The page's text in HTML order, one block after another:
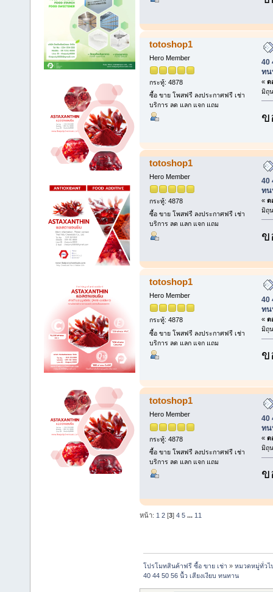
totoshop1
Hero Member
กระทู้: 4878
ซื้อ ขาย โพสฟรี ลงประกาศฟรี เช่า
บริการ ลด แลก แจก แถม
40
ทน
« ต
มิถุ
ข
totoshop1
Hero Member
กระทู้: 4878
ซื้อ ขาย โพสฟรี ลงประกาศฟรี เช่า
บริการ ลด แลก แจก แถม
40
ทน
« ต
มิถุ
ข
totoshop1
Hero Member
กระทู้: 4878
ซื้อ ขาย โพสฟรี ลงประกาศฟรี เช่า
บริการ ลด แลก แจก แถม
40
ทน
« ต
มิถุ
ข
totoshop1
Hero Member
กระทู้: 4878
ซื้อ ขาย โพสฟรี ลงประกาศฟรี เช่า
บริการ ลด แลก แจก แถม
40
ทน
« ต
มิถุ
ข
หน้า: 1 2 [3] 4 5 ... 11
โปรโมทสินค้าฟรี ซื้อ ขาย เช่า »หมวดหมู่ทั่วไ
40 44 50 56 นื้ว เสียงเงียบ ทนทาน